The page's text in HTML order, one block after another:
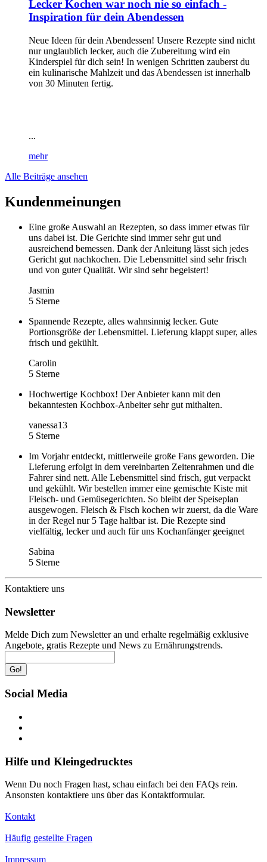
Lecker Kochen war noch nie so einfach -
Inspiration für dein Abendessen
Neue Ideen für dein Abendessen! Unsere Rezepte sind nicht
nur unglaublich lecker, auch die Zubereitung wird ein
Kinderspiel für dich sein! In wenigen Schritten zauberst du
ein kulinarische Mahlzeit und das Abendessen ist innerhalb
von 30 Minuten fertig.
...
mehr
Alle Beiträge ansehen
Kundenmeinungen
Eine große Auswahl an Rezepten, so dass immer etwas für
uns dabei ist. Die Gerichte sind immer sehr gut und
ausreichend bemessen. Dank der Anleitung lässt sich jedes
Gericht gut nachkochen. Die Lebensmittel sind sehr frisch
und von guter Qualität. Wir sind sehr begeistert!
Jasmin
5 Sterne
Spannende Rezepte, alles wahnsinnig lecker. Gute
Portionsgröße der Lebensmittel. Lieferung klappt super, alles
frisch und gekühlt.
Carolin
5 Sterne
Hochwertige Kochbox! Der Anbieter kann mit den
bekanntesten Kochbox-Anbeiter sehr gut mithalten.
vanessa13
5 Sterne
Im Vorjahr entdeckt, mittlerweile große Fans geworden. Die
Lieferung erfolgt in dem vereinbarten Zeitenrahmen und die
Fahrer sind nett. Alle Lebensmittel sind frisch, gut verpackt
und gekühlt. Wir bestellen immer eine gemischte Kiste mit
Fleisch- und Gemüsegerichten. So bleibt der Speiseplan
ausgewogen. Fleisch & Fisch kochen wir zuerst, da die Ware
in der Regel nur 5 Tage haltbar ist. Die Rezepte sind
vielfältig, lecker und auch für uns Kochanfänger geeignet
Sabina
5 Sterne
Kontaktiere uns
Newsletter
Melde Dich zum Newsletter an und erhalte regelmäßig exklusive
Angebote, gratis Rezepte und News zu Ernährungstrends.
Go!
Social Media
Hilfe und Kleingedrucktes
Wenn Du noch Fragen hast, schau einfach bei den FAQs rein.
Ansonsten kontaktiere uns über das Kontaktformular.
Kontakt
Häufig gestellte Fragen
Impressum